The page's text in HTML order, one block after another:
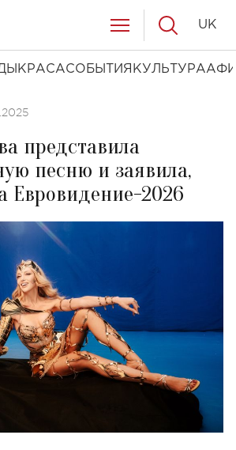
КРАСАСОБЫТИЯ КУЛЬТУРА
UK
представила
песню и заявила,
Евровидение-2026